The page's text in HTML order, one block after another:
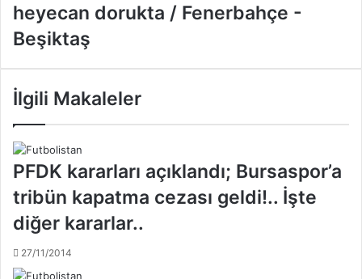
d
e
r
b
b
i
e
t
e
r
1
2
n
i
k
d
r
b
s
i
heyecan dorukta / Fenerbahçe -
Beşiktaş
İlgili Makaleler
PFDK kararları açıklandı; Bursaspor’a
tribün kapatma cezası geldi!.. İşte
diğer kararlar..
27/11/2014